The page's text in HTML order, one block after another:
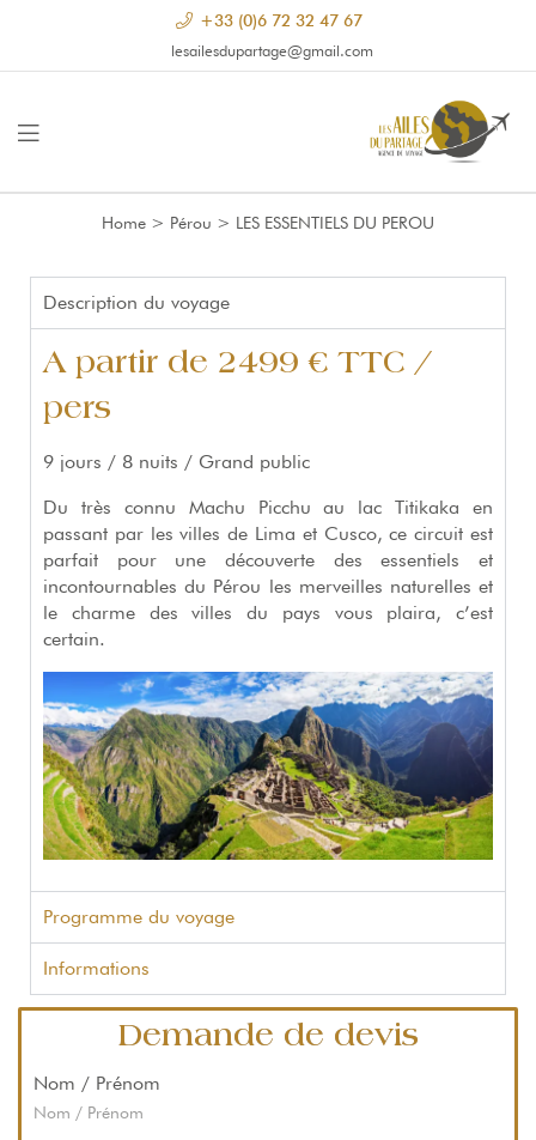
+33 (0)6 72 32 47 67
lesailesdupartage@gmail.com
Home > Pérou > LES ESSENTIELS DU PEROU
Description du voyage
A partir de 2499 € TTC /
pers
9 jours / 8 nuits / Grand public
Du très connu Machu Picchu au lac Titikaka en
passant par les villes de Lima et Cusco, ce circuit est
parfait pour une découverte des essentiels et
incontournables du Pérou les merveilles naturelles et
le charme des villes du pays vous plaira, c’est
certain.
Programme du voyage
Informations
Demande de devis
Nom / Prénom